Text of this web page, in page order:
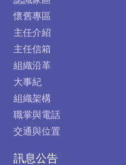
懷舊專區
主任介紹
主任信箱
組織沿革
大事紀
組織架構
職掌與電話
交通與位置
訊息公告